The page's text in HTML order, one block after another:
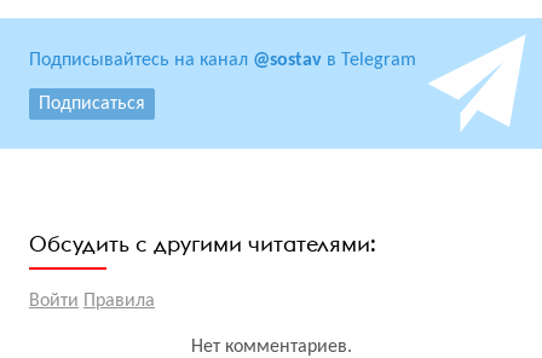
Подписывайтесь на канал @sostav в Telegram
Подписаться
Обсудить с другими читателями:
Войти Правила
Нет комментариев.